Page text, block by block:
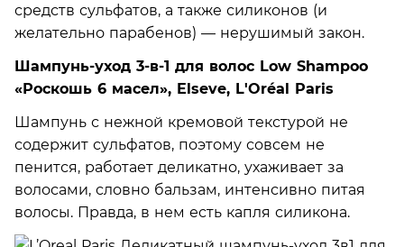
средств сульфатов, а также силиконов (и
желательно парабенов) — нерушимый закон.
Шампунь-уход 3-в-1 для волос Low Shampoo
«Роскошь 6 масел», Elseve, L'Oréal Paris
Шампунь с нежной кремовой текстурой не
содержит сульфатов, поэтому совсем не
пенится, работает деликатно, ухаживает за
волосами, словно бальзам, интенсивно питая
волосы. Правда, в нем есть капля силикона.